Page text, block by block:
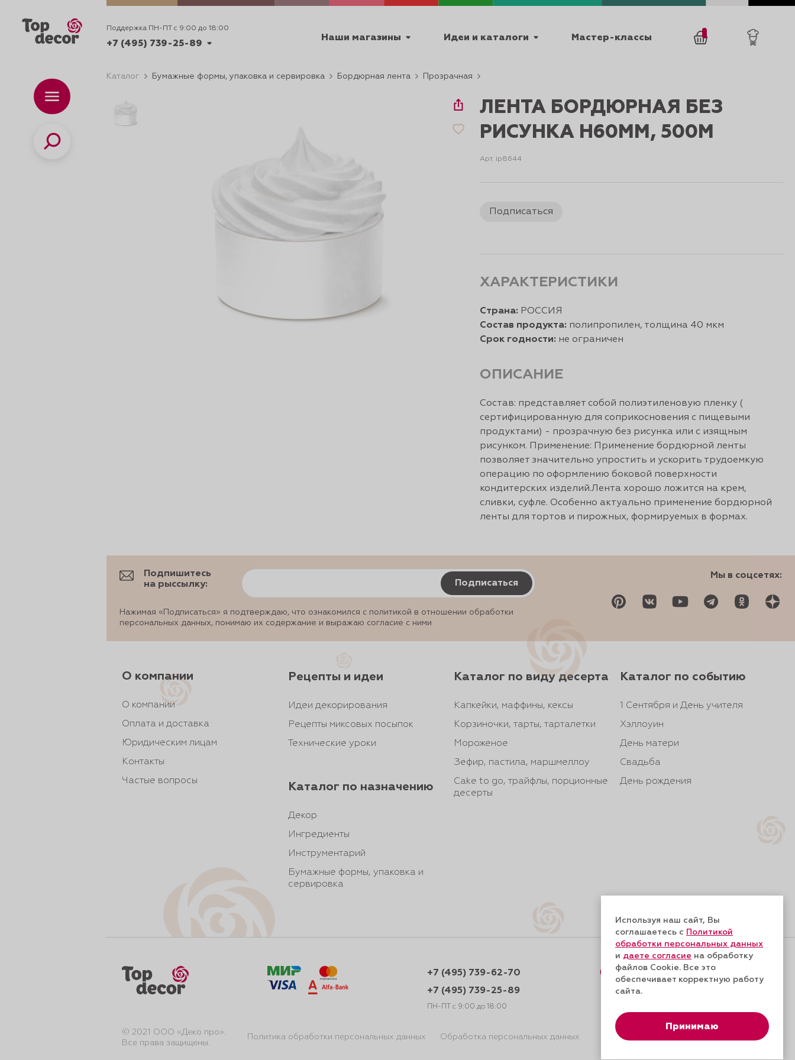
Поддержка ПН-ПТ с 9:00 до 18:00
+7 (495) 739-25-89
+7 (495) 739-25-89
Наши магазины Идеи и каталоги Мастер-классы
Каталог
Поиск
Каталог Бумажные формы, упаковка и сервировка Бордюрная лента Прозрачная
ЛЕНТА БОРДЮРНАЯ БЕЗ
РИСУНКА H60ММ, 500М
Арт. ip8644
Подписаться
ОПИСАНИЕ
ХАРАКТЕРИСТИКИ
Состав: представляет собой полиэтиленовую пленку (
сертифицированную для соприкосновения с пищевыми
продуктами) - прозрачную без рисунка или с изящным
рисунком. Применение: Применение бордюрной ленты
позволяет значительно упростить и ускорить трудоемкую
операцию по оформлению боковой поверхности
кондитерских изделий.Лента хорошо ложится на крем,
сливки, суфле. Особенно актуально применение бордюрной
ленты для тортов и пирожных, формируемых в формах.
Страна: РОССИЯ
Состав продукта: полипропилен, толщина 40 мкм
Срок годности: не ограничен
Подпишитесь
на рыссылку:
Подписаться
Нажимая «Подписаться» я подтверждаю, что ознакомился с политикой в отношении обработки
персональных данных, понимаю их содержание и выражаю согласие с ними
Мы в соцсетях:
О компании
О компании
Оплата и доставка
Юридическим лицам
Контакты
Частые вопросы
Рецепты и идеи
Идеи декорирования
Рецепты миксовых посыпок
Технические уроки
Каталог по назначению
Декор
Ингредиенты
Инструментарий
Бумажные формы, упаковка и
сервировка
Каталог по виду десерта
Капкейки, маффины, кексы
Корзиночки, тарты, тарталетки
Мороженое
Зефир, пастила, маршмеллоу
Cake to go, трайфлы, порционные
десерты
Каталог по событию
1 Сентября и День учителя
Хэллоуин
День матери
Свадьба
День рождения
+7 (495) 739-62-70
+7 (495) 739-25-89
ПН-ПТ с 9:00 до 18:00
Форма обратной связи
Политика обработки персональных данных Обработка персональных данных
© 2021 ООО «Деко про».
Все права защищены.
Используя наш сайт, Вы
соглашаетесь с Политикой
обработки персональных данных
и даете согласие на обработку
файлов Cookie. Все это
обеспечивает корректную работу
сайта.
Принимаю